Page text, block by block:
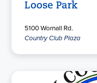
Loose Park
5100 Wornall Rd.
Country Club Plaza